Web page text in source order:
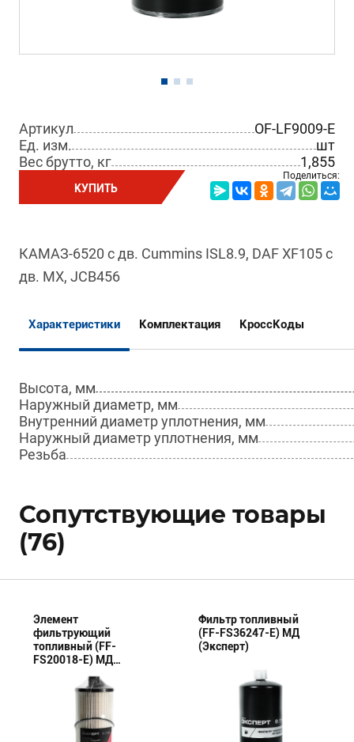
Артикул
OF-LF9009-E
Ед. изм.
шт
Вес брутто, кг
1,855
КУПИТЬ
Поделиться:
КАМАЗ-6520 с дв. Cummins ISL8.9, DAF XF105 с
дв. MX, JCB456
Характеристики Комплектация КроссКоды
Высота, мм
Наружный диаметр, мм
Внутренний диаметр уплотнения, мм
Наружный диаметр уплотнения, мм
Резьба
Сопутствующие товары
(76)
Элемент
фильтрующий
топливный (FF-
FS20018-E) МД
Фильтр топливный
(FF-FS36247-E) МД
(Эксперт)